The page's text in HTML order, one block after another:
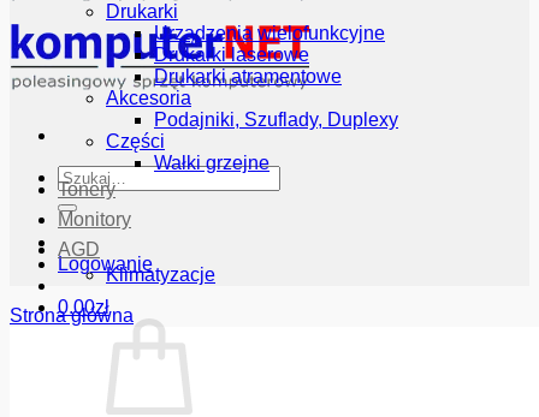
Szukaj:
Logowanie
0.00zł
Drukarki
Urządzenia wielofunkcyjne
Drukarki laserowe
Drukarki atramentowe
Akcesoria
Podajniki, Szuflady, Duplexy
Części
Wałki grzejne
Tonery
Monitory
AGD
Klimatyzacje
Strona główna